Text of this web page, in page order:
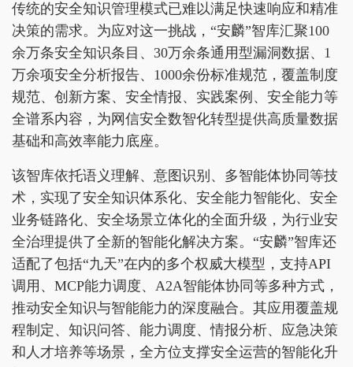
传统的安全知识管理模式已难以满足快速响应和精准
决策的需求。为应对这一挑战，“安麟”智库汇聚100
余万条安全知识条目、30万余条通用型漏洞数据、1
万余项安全分析报告、1000余份标准规范，覆盖制度
规范、创新方案、安全情报、实践案例、安全能力等
全谱系内容，为网信安全数智化转型提供高质量数据
基础和高效率能力底座。
该智库依托语义理解、意图识别、多智能体协同等技
术，实现了安全知识体系化、安全能力智能化、安全
业务链路化、安全场景立体化的全面升级，为行业安
全治理提供了全新的智能化解决方案。“安麟”智库还
适配了包括“九天”在内的多个权威大模型，支持API
调用、MCP能力调度、A2A智能体协同等多种方式，
推动安全知识与智能能力的深度融合。其应用覆盖规
程制定、知识问答、能力调度、情报分析、应急决策
和人才培养等场景，全方位支撑安全运营的智能化升